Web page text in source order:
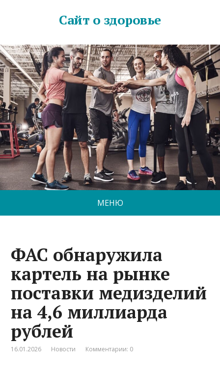
Сайт о здоровье
МЕНЮ
ФАС обнаружила
картель на рынке
поставки медизделий
на 4,6 миллиарда
рублей
16.01.2026 Новости Комментарии: 0